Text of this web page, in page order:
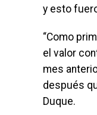
y esto
“Como
el valor
mes
después
Duque.